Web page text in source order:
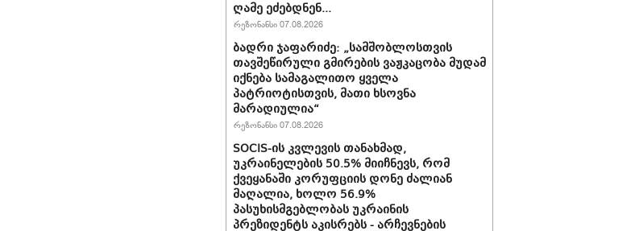
ღამე ეძებდნენ...
რეზონანსი 07.08.2026
ბადრი ჯაფარიძე: „სამშობლოსთვის
თავშეწირული გმირების ვაჟკაცობა მუდამ
იქნება სამაგალითო ყველა
პატრიოტისთვის, მათი ხსოვნა
მარადიულია“
რეზონანსი 07.08.2026
SOCIS-ის კვლევის თანახმად,
უკრაინელების 50.5% მიიჩნევს, რომ
ქვეყანაში კორუფციის დონე ძალიან
მაღალია, ხოლო 56.9%
პასუხისმგებლობას უკრაინის
პრეზიდენტს აკისრებს - არჩევნების